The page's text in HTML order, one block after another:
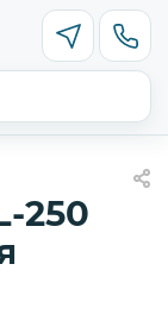
250